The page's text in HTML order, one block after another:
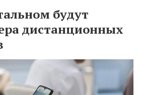
будут
дистанционных